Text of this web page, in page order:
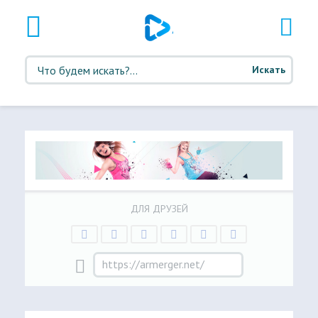
Искать
ДЛЯ ДРУЗЕЙ